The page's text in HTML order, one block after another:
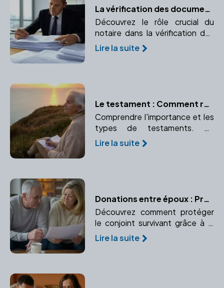
La vérification des documents immobiliers par le notaire
Découvrez le rôle crucial du
notaire dans la vérification des
documents immobiliers pour
garantir la conformité et la
Lire la suite
Le testament : Comment rédiger ses dernières volontés avec l'aide d'un notaire
Comprendre l'importance et les
types de testaments. Un
testament bien rédigé garantit
le respect de vos volontés
Lire la suite
Donations entre époux : Préserver le conjoint survivant
Découvrez comment protéger
le conjoint survivant grâce à la
donation entre époux ou
donation au dernier vivant.
Lire la suite